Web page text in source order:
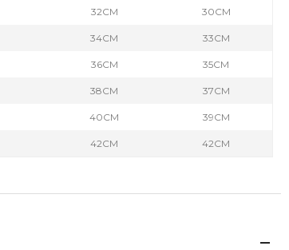
32CM 30CM
34CM 33CM
36CM 35CM
38CM 37CM
40CM 39CM
42CM 42CM